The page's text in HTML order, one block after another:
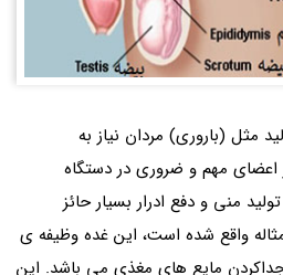
مثل (باروری) مردان نیاز به
اعضای مهم و ضروری در دستگاه
منی و دفع ادرار بسیار حائز
واقع شده است، این غده وظیفه ی
مایع های مغذی می باشد. این